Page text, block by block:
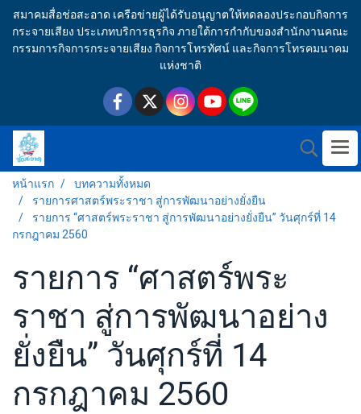
สมาคมสื่อช่อสะอาด เครือข่ายผู้ได้รับอนุญาตให้ทดลองประกอบกิจการ
กระจายเสียง ประเภทบริการธุรกิจ ภายใต้การกำกับของสำนักงานคณะ
กรรมการกิจการกระจายเสียง กิจการโทรทัศน์ และกิจการโทรคมนาคม
แห่งชาติ
หน้าแรก
บทความทั้งหมด
รายการศาสตร์พระราชา สู่การพัฒนาอย่างยั่งยืน
รายการ “ศาสตร์พระราชา สู่การพัฒนาอย่างยั่งยืน” วันศุกร์ที่ 14
กรกฎาคม 2560
รายการ “ศาสตร์พระ
ราชา สู่การพัฒนาอย่าง
ยั่งยืน” วันศุกร์ที่ 14
กรกฎาคม 2560